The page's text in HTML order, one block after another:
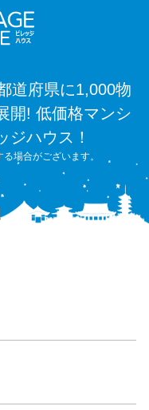
道府県に1,000物
開! 低価格マンシ
ジハウス！
場合がございます。